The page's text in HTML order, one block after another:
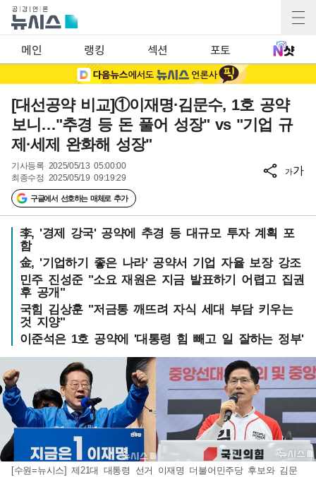
메인 랭킹 섹션 포토
[대선공약 비교]①이재명·김문수, 1호 공약
보니…"추경 등 돈 풀어 성장" vs "기업 규
제·세제 완화해 성장"
기사등록 2025/05/13 05:00:00
최종수정 2025/05/19 09:19:29
구글에서 선호하는 매체로 추가
가가
李, '경제 강국' 공약에 추경 등 대규모 투자 계획 포
함
金, '기업하기 좋은 나라' 공약서 기업 자율 보장 강조
민주 진성준 "소요 재원은 지금 발표하기 어렵고 집권
후 공개"
국힘 김상훈 "저금통 깨뜨려 자식 세대 부담 키우는
것 지양"
이준석은 1호 공약에 '대통령 힘 빼고 일 잘하는 정부'
[수원=뉴시스] 제21대 대통령 선거 이재명 더불어민주당 후보와 김문